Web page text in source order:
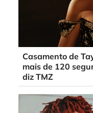
Casamento de
mais de 120
diz TMZ